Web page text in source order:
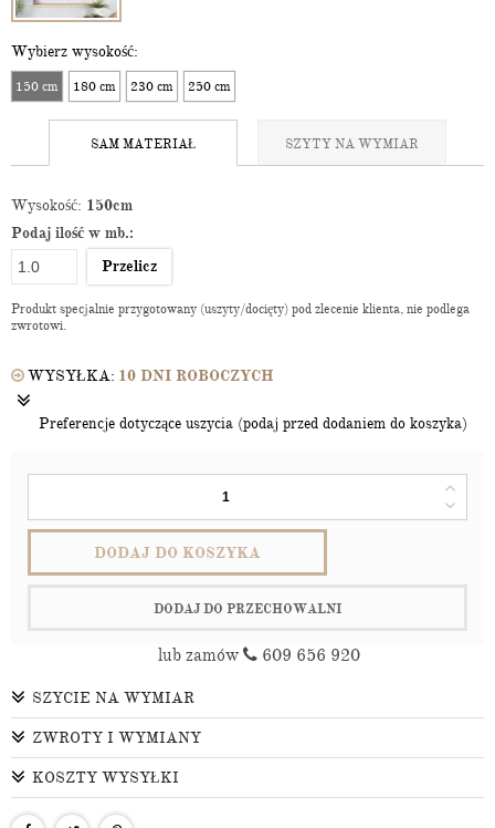
Wybierz wysokość:
150 cm 180 cm 230 cm 250 cm
SAM MATERIAŁ SZYTY NA WYMIAR
Wysokość: 150cm
Podaj ilość w mb.:
Przelicz
Produkt specjalnie przygotowany (uszyty/docięty) pod zlecenie klienta, nie podlega
zwrotowi.
WYSYŁKA: 10 DNI ROBOCZYCH
Preferencje dotyczące uszycia (podaj przed dodaniem do koszyka)
DODAJ DO KOSZYKA
DODAJ DO PRZECHOWALNI
lub zamów 609 656 920
SZYCIE NA WYMIAR
ZWROTY I WYMIANY
KOSZTY WYSYŁKI